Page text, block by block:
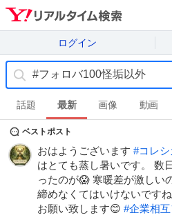
ログイン
話題 最新 画像 動画
ベストポスト
おはようございます #コレシ
はとても蒸し暑いです。 数
ったのが😱 寒暖差が激しい
締めなくてはいけないです
お願い致します😊 #企業相